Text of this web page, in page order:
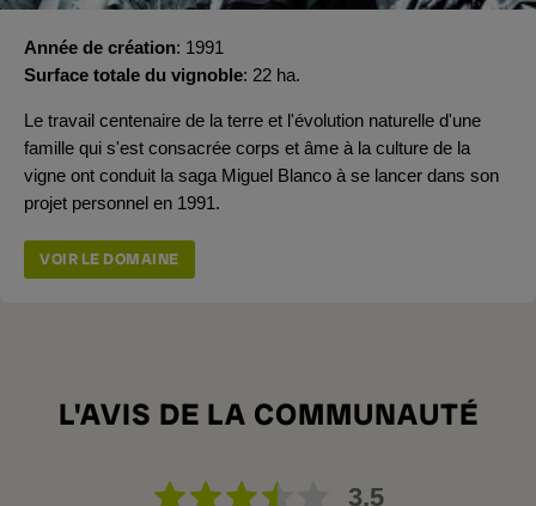
Année de création 1991
Surface totale du vignoble 22 ha.
Le travail centenaire de la terre et l'évolution naturelle d'une
famille qui s'est consacrée corps et âme à la culture de la
vigne ont conduit la saga Miguel Blanco à se lancer dans son
projet personnel en 1991.
VOIR LE DOMAINE
L'AVIS DE LA COMMUNAUTÉ
3,5